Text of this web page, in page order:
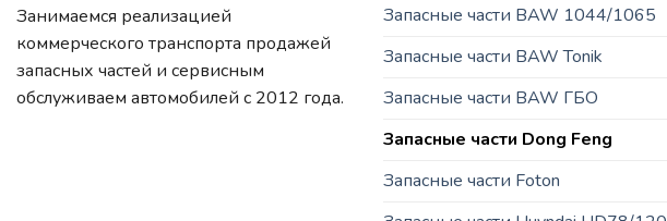
Занимаемся реализацией
коммерческого транспорта продажей
запасных частей и сервисным
обслуживаем автомобилей c 2012 года.
Запасные части BAW 1044/1065
Запасные части BAW Tonik
Запасные части BAW ГБО
Запасные части Dong Feng
Запасные части Foton